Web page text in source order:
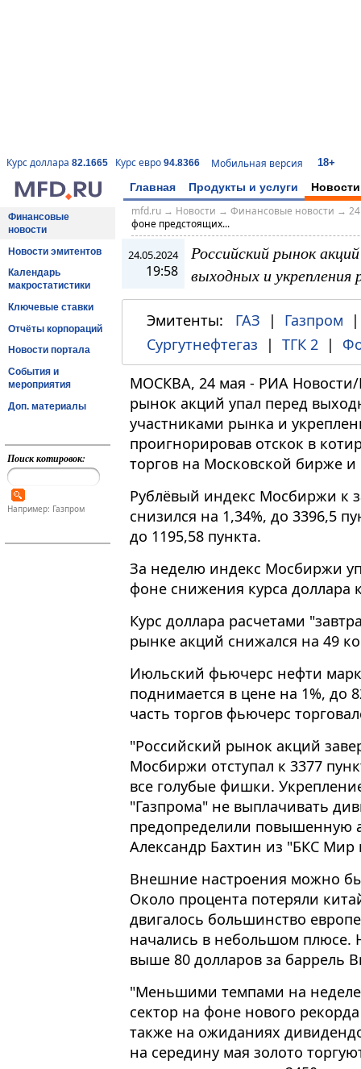
Курс доллара 82.1665 Курс евро 94.8366 Мобильная версия 18+
Главная Продукты и услуги Новости
Финансовые
новости
Новости эмитентов
Календарь
макростатистики
Ключевые ставки
Отчёты корпораций
Новости портала
События и
мероприятия
Доп. материалы
Поиск котировок:
Например: Газпром
mfd.ru→ Новости → Финансовые новости →
фоне предстоящих...
24.05.2024
19:58
Российский рынок
выходных и укрепления
Эмитенты: ГАЗ | Газпром
Сургутнефтегаз | ТГК 2 |
МОСКВА, 24 мая - РИА
рынок акций упал перед
участниками рынка и
проигнорировав отскок в
торгов на Московской бирже
Рублёвый индекс Мосбиржи к
снизился на 1,34%, до 3396,5
до 1195,58 пункта​​​.
За неделю индекс Мосбиржи
фоне снижения курса доллара
Курс доллара расчетами
рынке акций снижался на 49
Июльский фьючерс нефти
поднимается в цене на 1%, до
часть торгов фьючерс
"Российский рынок акций
Мосбиржи отступал к 3377
все голубые фишки.
"Газпрома" не выплачивать
предопределили повышенную
Александр Бахтин из "БКС Мир
Внешние настроения можно
Около процента потеряли
двигалось большинство
начались в небольшом плюсе.
выше 80 долларов за баррель
"Меньшими темпами на неделе
сектор на фоне нового
также на ожиданиях
на середину мая золото